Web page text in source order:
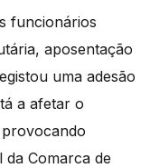
funcionários
aposentação
uma adesão
a afetar o
Comarca de